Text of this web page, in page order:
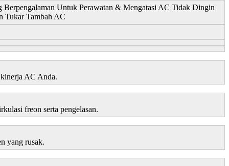
Untuk Perawatan & Mengatasi AC Tidak Dingin
Tukar Tambah AC
AC Anda.
freon serta pengelasan.
yang rusak.